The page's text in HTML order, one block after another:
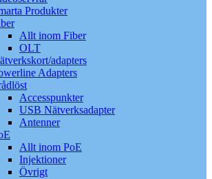
Produkter
Allt inom Fiber
OLT
adapters
Adapters
Accesspunkter
USB Nätverksadapter
Antenner
Allt inom PoE
Injektioner
Övrigt